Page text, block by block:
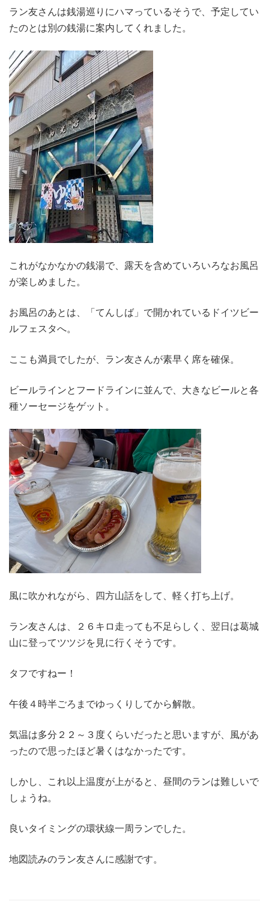
ラン友さんは銭湯巡りにハマっているそうで、予定してい
たのとは別の銭湯に案内してくれました。
これがなかなかの銭湯で、露天を含めていろいろなお風呂
が楽しめました。
お風呂のあとは、「てんしば」で開かれているドイツビー
ルフェスタへ。
ここも満員でしたが、ラン友さんが素早く席を確保。
ビールラインとフードラインに並んで、大きなビールと各
種ソーセージをゲット。
風に吹かれながら、四方山話をして、軽く打ち上げ。
ラン友さんは、２６キロ走っても不足らしく、翌日は葛城
山に登ってツツジを見に行くそうです。
タフですねー！
午後４時半ごろまでゆっくりしてから解散。
気温は多分２２～３度くらいだったと思いますが、風があ
ったので思ったほど暑くはなかったです。
しかし、これ以上温度が上がると、昼間のランは難しいで
しょうね。
良いタイミングの環状線一周ランでした。
地図読みのラン友さんに感謝です。